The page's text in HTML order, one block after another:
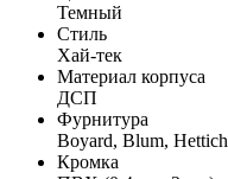
Темный
Стиль
Хай-тек
Материал корпуса
ДСП
Фурнитура
Boyard, Blum, Hettich
Кромка